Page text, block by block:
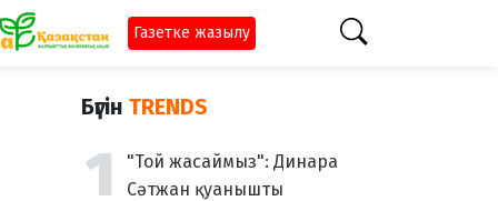
Газетке жазылу
Бүгін TRENDS
"Той жасаймыз": Динара
Сәтжан қуанышты